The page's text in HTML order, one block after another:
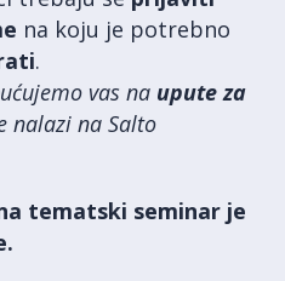
na koju je potrebno
.
vas na upute za
nalazi na Salto
tematski seminar je